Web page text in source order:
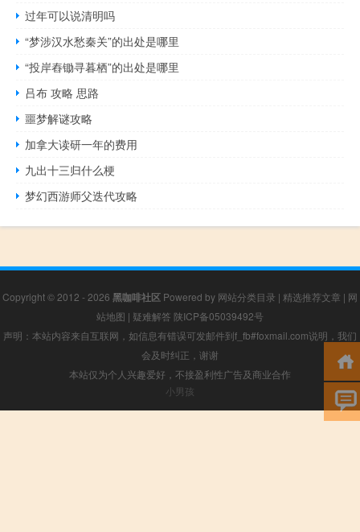
过年可以说清明吗
“梦涉汉水愁秦关”的出处是哪里
“投岸舂锄寻暮栖”的出处是哪里
吕布 攻略 思路
噩梦解谜攻略
加拿大读研一年的费用
九出十三归什么梗
梦幻西游师父迭代攻略
Copyright © 2012 - 2026 黑咖啡社区 Powered by 网站分类目录 | 精选推荐文章 | 网
站地图 | 疑难解答 陕ICP备05039492号
声明：本站内容来自互联网，如信息有错误可发邮件到f_fb#foxmail.com说明，我们
会及时纠正，谢谢
本站仅为个人兴趣爱好，不接盈利性广告及商业合作
小男孩